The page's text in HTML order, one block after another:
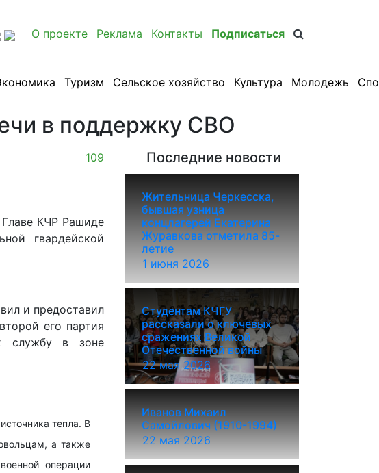
О проекте Реклама Контакты Подписаться
Туризм Сельское хозяйство Культура Молодежь
в поддержку СВО
109
КЧР Рашиде
гвардейской
и предоставил
его партия
службу в зоне
тепла. В
а также
операции
Последние новости
1 июня 2026
Жительница Черкесска,
бывшая узница
концлагерей Екатерина
Журавкова отметила 85-
летие
22 мая 2026
Студентам КЧГУ
рассказали о ключевых
сражениях Великой
Отечественной войны
22 мая 2026
Иванов Михаил
Самойлович (1910-1994)